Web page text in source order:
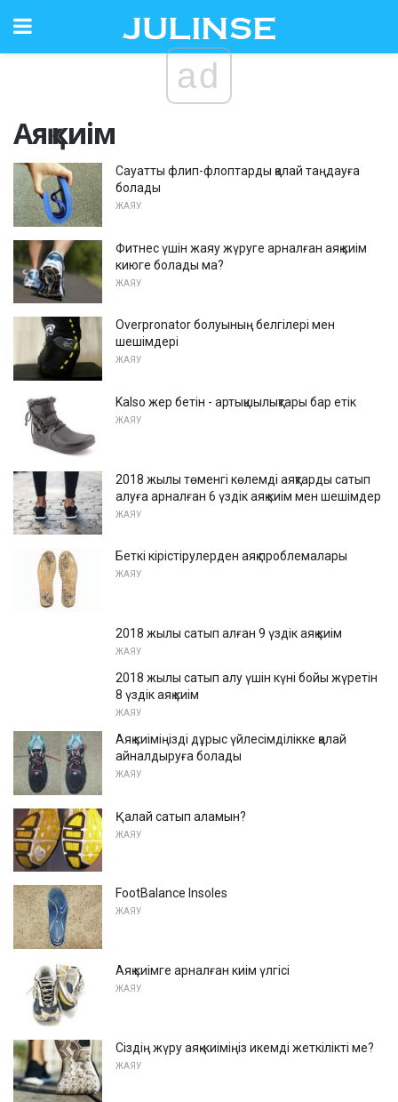
ad
Аяқ киім
Сауатты флип-флоптарды қалай таңдауға
болады
ЖАЯУ
Фитнес үшін жаяу жүруге арналған аяқ киім
киюге болады ма?
ЖАЯУ
Overpronator болуының белгілері мен
шешімдері
ЖАЯУ
Kalso жер бетін - артықшылықтары бар етік
ЖАЯУ
2018 жылы төменгі көлемді аяқтарды сатып
алуға арналған 6 үздік аяқ киім мен шешімдер
ЖАЯУ
Беткі кірістірулерден аяқ проблемалары
ЖАЯУ
2018 жылы сатып алған 9 үздік аяқ киім
ЖАЯУ
2018 жылы сатып алу үшін күні бойы жүретін
8 үздік аяқ киім
ЖАЯУ
Аяқ киіміңізді дұрыс үйлесімділікке қалай
айналдыруға болады
ЖАЯУ
Қалай сатып аламын?
ЖАЯУ
FootBalance Insoles
ЖАЯУ
Аяқ киімге арналған киім үлгісі
ЖАЯУ
Сіздің жүру аяқ-киіміңіз икемді жеткілікті ме?
ЖАЯУ